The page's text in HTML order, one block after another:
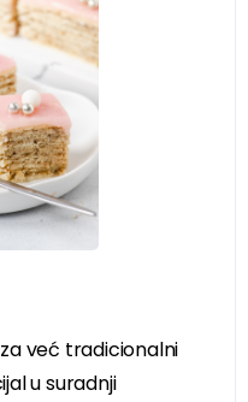
već tradicionalni
u suradnji